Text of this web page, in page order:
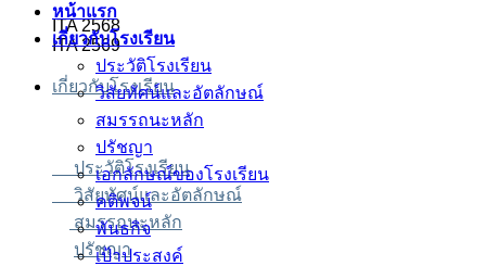
ITA 2568
ITA 2569
เกี่ยวกับโรงเรียน
ประวัติโรงเรียน
วิสัยทัศน์และอัตลักษณ์
สมรรถนะหลัก
ปรัชญา
หน้าแรก
เกี่ยวกับโรงเรียน
ประวัติโรงเรียน
วิสัยทัศน์และอัตลักษณ์
สมรรถนะหลัก
ปรัชญา
เอกลักษณ์ของโรงเรียน
คติพจน์
พันธกิจ
เป้าประสงค์